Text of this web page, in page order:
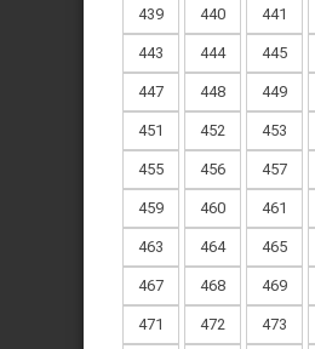
439 440 441
443 444 445
447 448 449
451 452 453
455 456 457
459 460 461
463 464 465
467 468 469
471 472 473